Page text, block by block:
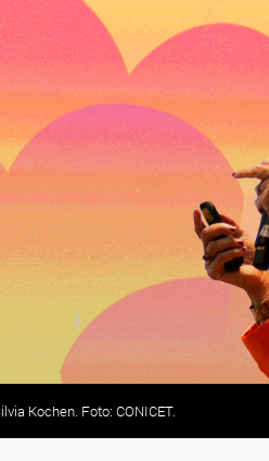
Kochen. Foto: CONICET.